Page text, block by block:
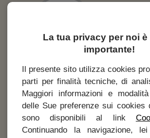
2015
Crystal Taste Award 2015
100% Arabica Gourmet
La tua privacy per noi è
importante!
Il presente sito utilizza cookies
parti per finalità tecniche, di
Maggiori informazioni e
delle Sue preferenze sui cookies
sono disponibili al link
Continuando la navigazione,